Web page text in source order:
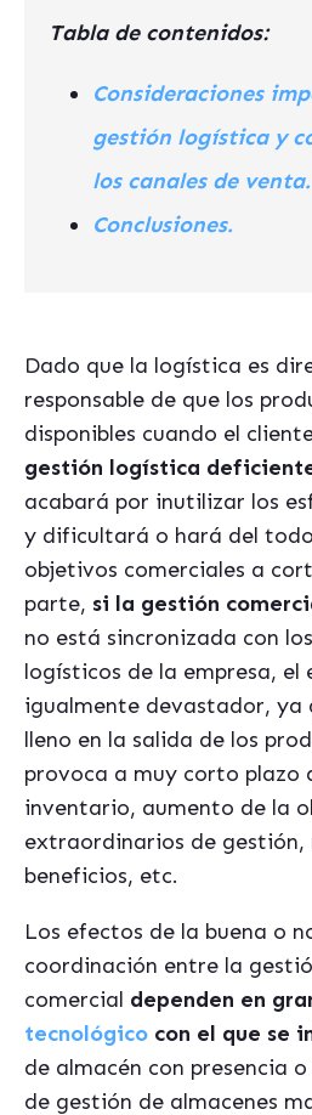
Tabla de contenidos:
Consideraciones
gestión logística y
los canales de venta.
Conclusiones.
Dado que la logística es
responsable de que los
disponibles cuando el
gestión logística
acabará por inutilizar los
y dificultará o hará del
objetivos comerciales a
parte, si la gestión
no está sincronizada con
logísticos de la empresa, el
igualmente devastador, ya
lleno en la salida de los
provoca a muy corto plazo
inventario, aumento de la
extraordinarios de gestión,
beneficios, etc.
Los efectos de la buena o
coordinación entre la
comercial dependen en
tecnológico con el que se
de almacén con presencia
de gestión de almacenes